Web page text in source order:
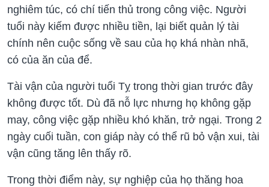
nghiêm túc, có chí tiến thủ trong công việc. Người
tuổi này kiếm được nhiều tiền, lại biết quản lý tài
chính nên cuộc sống về sau của họ khá nhàn nhã,
có của ăn của để.
Tài vận của người tuổi Tỵ trong thời gian trước đây
không được tốt. Dù đã nỗ lực nhưng họ không gặp
may, công việc gặp nhiều khó khăn, trở ngại. Trong 2
ngày cuối tuần, con giáp này có thể rũ bỏ vận xui, tài
vận cũng tăng lên thấy rõ.
Trong thời điểm này, sự nghiệp của họ thăng hoa